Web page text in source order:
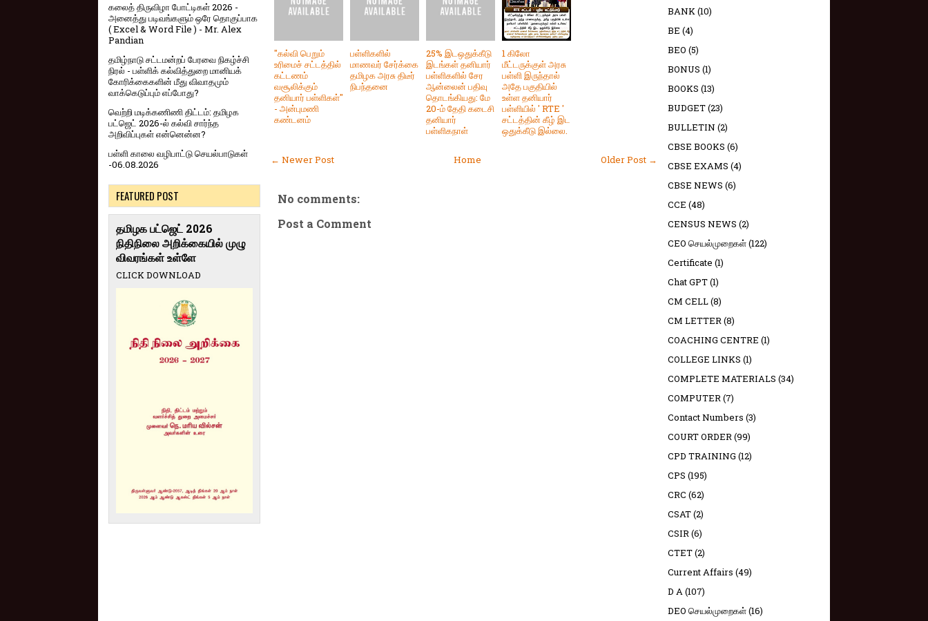
"கல்வி பெறும்
உரிமைச் சட்டத்தில்
கட்டணம்
வசூலிக்கும்
தனியார் பள்ளிகள்"
- அன்புமணி
கண்டனம்
பள்ளிகளில்
மாணவர் சேர்க்கை
தமிழக அரசு திடீர்
நிபந்தனை
25% இடஒதுக்கீடு
இடங்கள் தனியார்
பள்ளிகளில் சேர
ஆன்லைன் பதிவு
தொடங்கியது: மே
20-ம் தேதி கடைசி
தனியார்
பள்ளிகநாள்
1 கிலோ
மீட்டருக்குள் அரசு
பள்ளி இருந்தால்
அதே பகுதியில்
உள்ள தனியார்
பள்ளியில் ' RTE '
சட்டத்தின் கீழ் இட
ஒதுக்கீடு இல்லை.
← Newer Post Older Post →
Home
No comments:
Post a Comment
கலைத் திருவிழா போட்டிகள் 2026 -
அனைத்து படிவங்களும் ஒரே தொகுப்பாக
( Excel & Word File ) - Mr. Alex
Pandian
தமிழ்நாடு சட்டமன்றப் பேரவை நிகழ்ச்சி
நிரல் - பள்ளிக் கல்வித்துறை மானியக்
கோரிக்கைகளின் மீது விவாதமும்
வாக்கெடுப்பும் எப்போது?
வெற்றி மடிக்கணிணி திட்டம்: தமிழக
பட்ஜெட் 2026-ல் கல்வி சார்ந்த
அறிவிப்புகள் என்னென்ன?
பள்ளி காலை வழிபாட்டு செயல்பாடுகள்
-06.08.2026
FEATURED POST
தமிழக பட்ஜெட் 2026
நிதிநிலை அறிக்கையில் முழு
விவரங்கள் உள்ளே
CLICK DOWNLOAD
BANK(10)
BE (4)
BEO (5)
BONUS (1)
BOOKS (13)
BUDGET(23)
BULLETIN (2)
CBSE BOOKS (6)
CBSE EXAMS (4)
CBSE NEWS (6)
CCE (48)
CENSUS NEWS (2)
CEO செயல்முறைகள்(122)
Certificate (1)
Chat GPT(1)
CM CELL(8)
CM LETTER(8)
COACHING CENTRE (1)
COLLEGE LINKS (1)
COMPLETE MATERIALS (34)
COMPUTER(7)
Contact Numbers (3)
COURT ORDER(99)
CPD TRAINING (12)
CPS (195)
CRC (62)
CSAT(2)
CSIR(6)
CTET(2)
Current Affairs (49)
D A(107)
DEO செயல்முறைகள்(16)